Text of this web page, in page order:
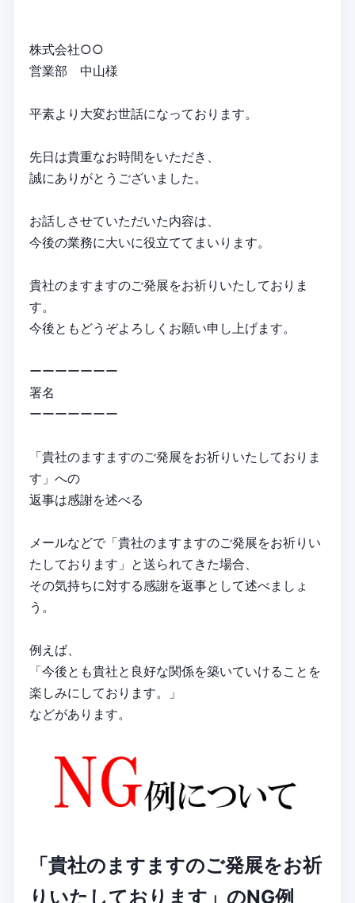
株式会社○○
営業部 中山様
平素より大変お世話になっております。
先日は貴重なお時間をいただき、
誠にありがとうございました。
お話しさせていただいた内容は、
今後の業務に大いに役立ててまいります。
貴社のますますのご発展をお祈りいたしておりま
す。
今後ともどうぞよろしくお願い申し上げます。
ーーーーーーー
署名
ーーーーーーー
「貴社のますますのご発展をお祈りいたしておりま
す」への
返事は感謝を述べる
メールなどで「貴社のますますのご発展をお祈りい
たしております」と送られてきた場合、
その気持ちに対する感謝を返事として述べましょ
う。
例えば、
「今後とも貴社と良好な関係を築いていけることを
楽しみにしております。」
などがあります。
「貴社のますますのご発展をお祈
りいたしております」のNG例